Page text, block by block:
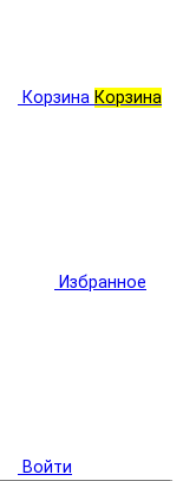
Корзина Корзина
Избранное
Войти